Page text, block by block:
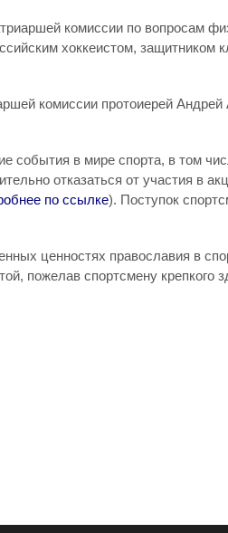
комиссии по вопросам
хоккеистом, защитником
комиссии протоиерей Андрей
события в мире спорта, в том
отказаться от участия в
по ссылке). Поступок
ценностях православия в
пожелав спортсмену крепкого